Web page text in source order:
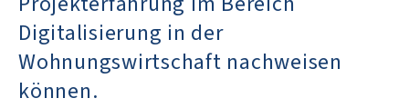
Digitalisierung in der
Wohnungswirtschaft nachweisen
können.